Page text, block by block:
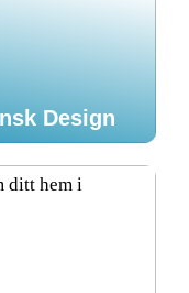
Design